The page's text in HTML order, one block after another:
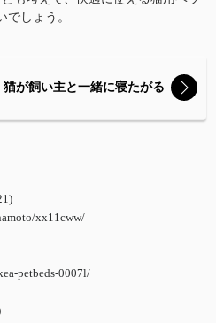
でしょう。
猫が飼い主と一緒に寝たがる
xx11cww/
petbeds-0007l/